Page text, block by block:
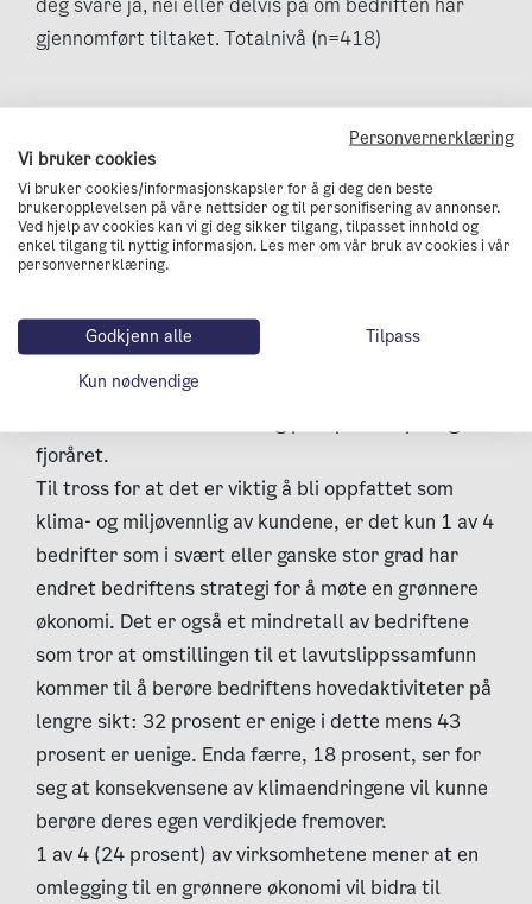
deg svare ja, nei eller delvis på om bedriften har
gjennomført tiltaket. Totalnivå (n=418)
Holdninger og forventninger til
det grønne skiftet
Forbrukere stiller stadig strengere krav til at
derfor ikke overaskende at 82 prosent av
næringslivet oppgir at det er svært eller ganske
viktig å bli oppfattet som klima- og miljøvennlig av
fjoråret.
Til tross for at det er viktig å bli oppfattet som
klima- og miljøvennlig av kundene, er det kun 1 av 4
bedrifter som i svært eller ganske stor grad har
endret bedriftens strategi for å møte en grønnere
økonomi. Det er også et mindretall av bedriftene
som tror at omstillingen til et lavutslippssamfunn
kommer til å berøre bedriftens hovedaktiviteter på
lengre sikt: 32 prosent er enige i dette mens 43
prosent er uenige. Enda færre, 18 prosent, ser for
seg at konsekvensene av klimaendringene vil kunne
berøre deres egen verdikjede fremover.
1 av 4 (24 prosent) av virksomhetene mener at en
omlegging til en grønnere økonomi vil bidra til
Personvernerklæring
Vi bruker cookies
Vi bruker cookies/informasjonskapsler for å gi deg den beste
brukeropplevelsen på våre nettsider og til personifisering av annonser.
Ved hjelp av cookies kan vi gi deg sikker tilgang, tilpasset innhold og
enkel tilgang til nyttig informasjon. Les mer om vår bruk av cookies i vår
personvernerklæring.
Godkjenn alle
Tilpass
Kun nødvendige